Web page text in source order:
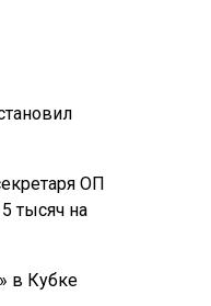
ОП
тысяч на
в Кубке